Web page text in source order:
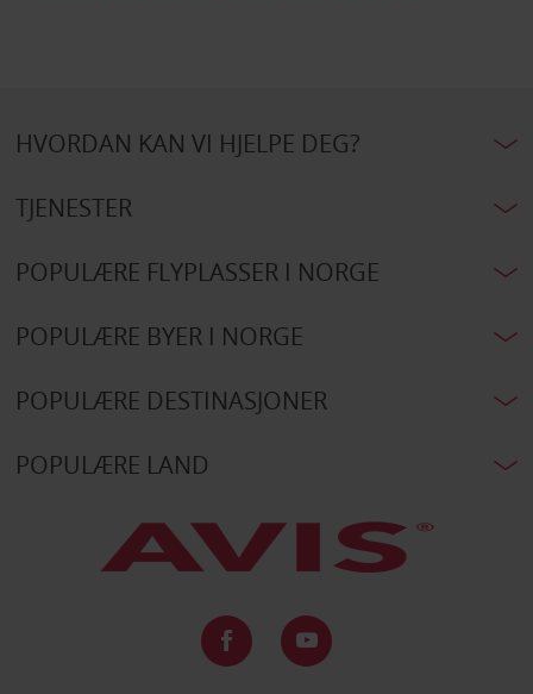
HVORDAN KAN VI HJELPE DEG?
TJENESTER
POPULÆRE FLYPLASSER I NORGE
POPULÆRE BYER I NORGE
POPULÆRE DESTINASJONER
POPULÆRE LAND